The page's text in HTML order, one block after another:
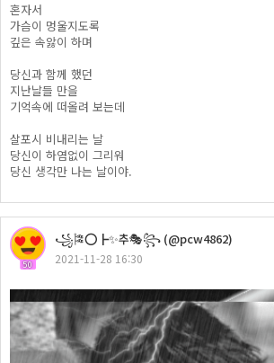
혼자서
가슴이 멍울지도록
깊은 속앓이 하며
당신과 함께 했던
지난날들 만을
기억속에 떠올려 보는데
살포시 비내리는 날
당신이 하염없이 그리워
당신 생각만 나는 날이야.
50
꧁🎏⭕┣✨추🎭꧂ (@pcw4862)
2021-11-28 16:30